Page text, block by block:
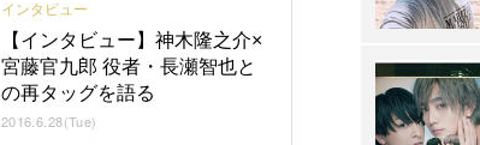
インタビュー
【インタビュー】神木隆之介×
宮藤官九郎 役者・長瀬智也と
の再タッグを語る
2016.6.28(Tue)